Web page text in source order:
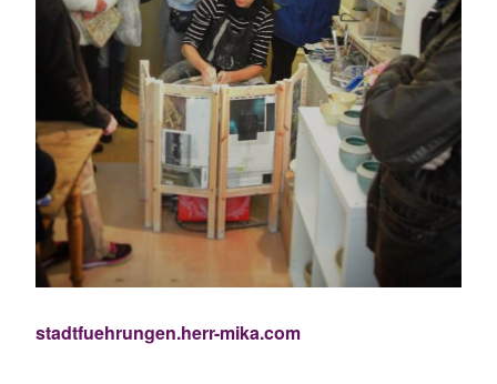
stadtfuehrungen.herr-mika.com